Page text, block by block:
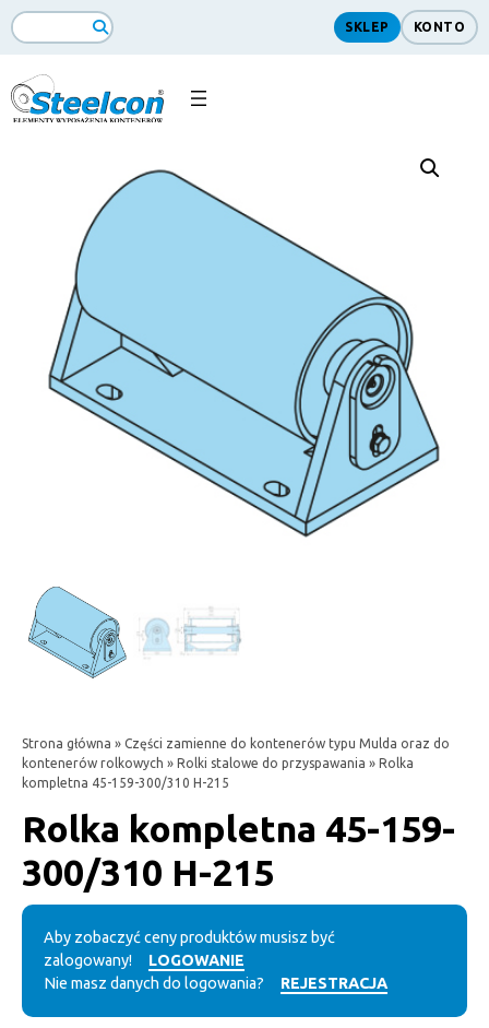
Search
SKLEP KONTO
Strona główna » Części zamienne do kontenerów typu Mulda oraz do
kontenerów rolkowych » Rolki stalowe do przyspawania » Rolka
kompletna 45-159-300/310 H-215
Rolka kompletna 45-159-
300/310 H-215
Aby zobaczyć ceny produktów musisz być
zalogowany!
LOGOWANIE
Nie masz danych do logowania?
REJESTRACJA